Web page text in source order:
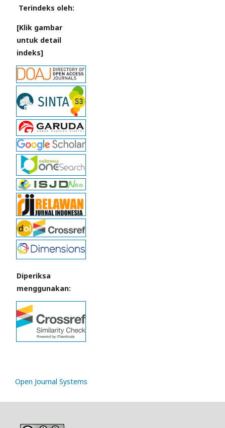
Terindeks oleh:
[Klik gambar
untuk detail
indeks]
Diperiksa
menggunakan:
Open Journal Systems